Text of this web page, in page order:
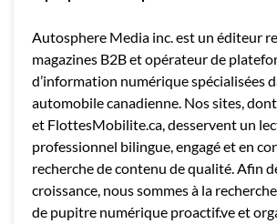
Autosphere Media inc. est un éditeur
magazines B2B et opérateur de
d’information numérique spécialisées
automobile canadienne. Nos sites,
et FlottesMobilite.ca, desservent un
professionnel bilingue, engagé et en
recherche de contenu de qualité. Afin
croissance, nous sommes à la
de pupitre numérique proactif.ve et